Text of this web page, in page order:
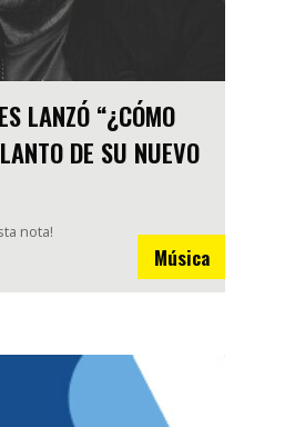
LANZÓ “¿CÓMO
DE SU NUEVO
nota!
Música